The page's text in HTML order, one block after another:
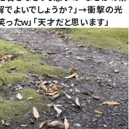
よいでしょうか？」→衝撃の光
たｗ」「天才だと思います」